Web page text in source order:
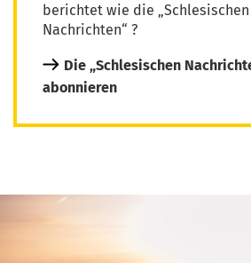
berichtet wie die „Schlesischen
Nachrichten“ ?
Die „Schlesischen
abonnieren